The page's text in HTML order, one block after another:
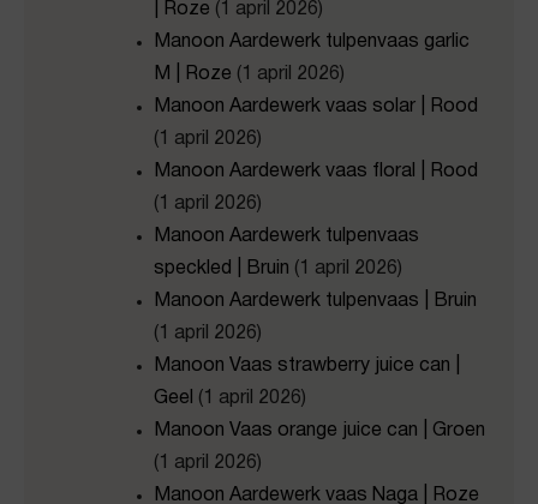
| Roze (1 april 2026)
Manoon Aardewerk tulpenvaas garlic
M | Roze (1 april 2026)
Manoon Aardewerk vaas solar | Rood
(1 april 2026)
Manoon Aardewerk vaas floral | Rood
(1 april 2026)
Manoon Aardewerk tulpenvaas
speckled | Bruin (1 april 2026)
Manoon Aardewerk tulpenvaas | Bruin
(1 april 2026)
Manoon Vaas strawberry juice can |
Geel
(1 april 2026)
Manoon Vaas orange juice can | Groen
(1 april 2026)
Manoon Aardewerk vaas Naga | Roze